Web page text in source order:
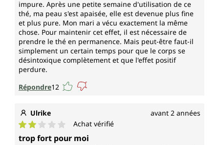
impure. Après une petite semaine d'utilisation de ce
thé, ma peau s'est apaisée, elle est devenue plus fine
et plus pure. Mon mari a vécu exactement la même
chose. Pour maintenir cet effet, il est nécessaire de
prendre le thé en permanence. Mais peut-être faut-il
simplement un certain temps pour que le corps se
désintoxique complètement et que l'effet positif
perdure.
Répondre12
Ulrike avant 2 années
Note moyenne de 2 sur 5 étoiles
Achat vérifié
trop fort pour moi